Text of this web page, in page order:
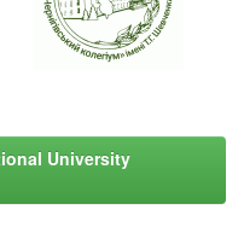
University